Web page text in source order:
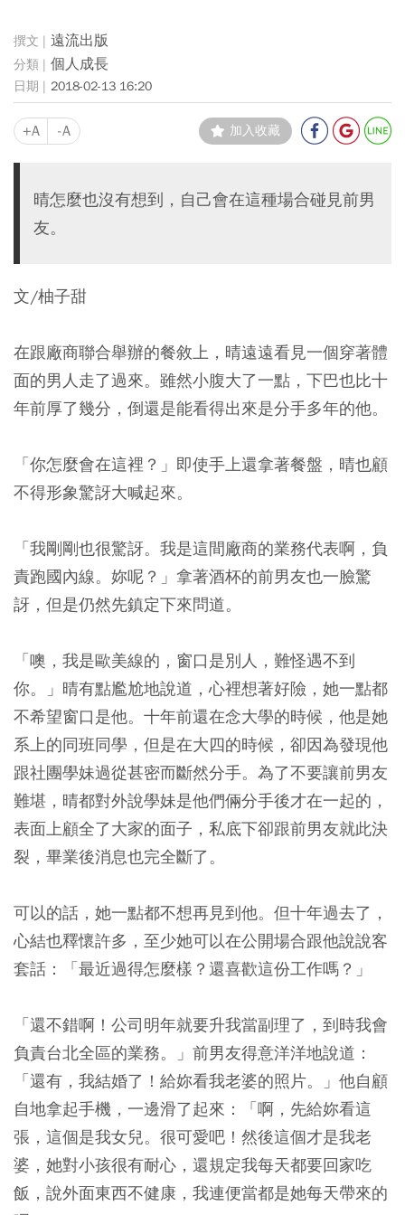
遠流出版
個人成長
2018-02-13 16:20
+A -A 加入收藏
晴怎麼也沒有想到，自己會在這種場合碰見前男
友。
文/柚子甜
在跟廠商聯合舉辦的餐敘上，晴遠遠看見一個穿著體
面的男人走了過來。雖然小腹大了一點，下巴也比十
年前厚了幾分，倒還是能看得出來是分手多年的他。
「你怎麼會在這裡？」即使手上還拿著餐盤，晴也顧
不得形象驚訝大喊起來。
「我剛剛也很驚訝。我是這間廠商的業務代表啊，負
責跑國內線。妳呢？」拿著酒杯的前男友也一臉驚
訝，但是仍然先鎮定下來問道。
「噢，我是歐美線的，窗口是別人，難怪遇不到
你。」晴有點尷尬地說道，心裡想著好險，她一點都
不希望窗口是他。十年前還在念大學的時候，他是她
系上的同班同學，但是在大四的時候，卻因為發現他
跟社團學妹過從甚密而斷然分手。為了不要讓前男友
難堪，晴都對外說學妹是他們倆分手後才在一起的，
表面上顧全了大家的面子，私底下卻跟前男友就此決
裂，畢業後消息也完全斷了。
可以的話，她一點都不想再見到他。但十年過去了，
心結也釋懷許多，至少她可以在公開場合跟他說說客
套話：「最近過得怎麼樣？還喜歡這份工作嗎？」
「還不錯啊！公司明年就要升我當副理了，到時我會
負責台北全區的業務。」前男友得意洋洋地說道：
「還有，我結婚了！給妳看我老婆的照片。」他自顧
自地拿起手機，一邊滑了起來：「啊，先給妳看這
張，這個是我女兒。很可愛吧！然後這個才是我老
婆，她對小孩很有耐心，還規定我每天都要回家吃
飯，說外面東西不健康，我連便當都是她每天帶來的